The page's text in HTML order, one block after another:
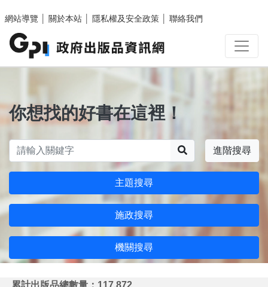
網站導覽
關於本站 隱私權及安全政策 聯絡我們
你想找的好書在這裡！
進階搜尋
主題搜尋
施政搜尋
機關搜尋
累計出版品總數量：117,872